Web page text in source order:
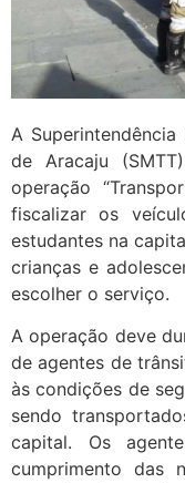
A
de Aracaju
operação
fiscalizar os
estudantes na
crianças e
escolher o serviço.
A operação deve
de agentes de
às condições de
sendo
capital. Os
cumprimento das